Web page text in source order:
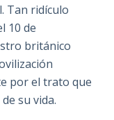
Tan ridículo
10 de
británico
por el trato que
su vida.